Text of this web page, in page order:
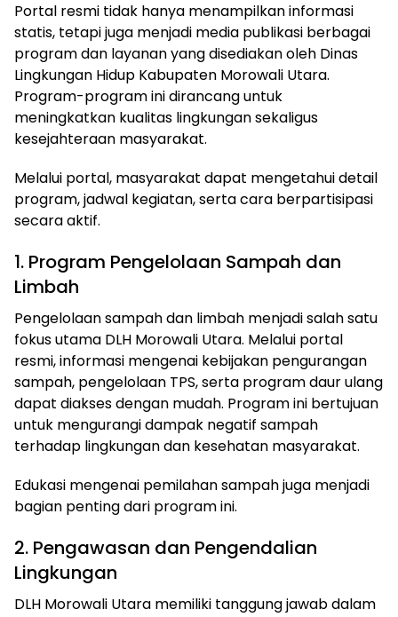
Portal resmi tidak hanya menampilkan informasi
statis, tetapi juga menjadi media publikasi berbagai
program dan layanan yang disediakan oleh Dinas
Lingkungan Hidup Kabupaten Morowali Utara.
Program-program ini dirancang untuk
meningkatkan kualitas lingkungan sekaligus
kesejahteraan masyarakat.
Melalui portal, masyarakat dapat mengetahui detail
program, jadwal kegiatan, serta cara berpartisipasi
secara aktif.
1. Program Pengelolaan Sampah dan
Limbah
Pengelolaan sampah dan limbah menjadi salah satu
fokus utama DLH Morowali Utara. Melalui portal
resmi, informasi mengenai kebijakan pengurangan
sampah, pengelolaan TPS, serta program daur ulang
dapat diakses dengan mudah. Program ini bertujuan
untuk mengurangi dampak negatif sampah
terhadap lingkungan dan kesehatan masyarakat.
Edukasi mengenai pemilahan sampah juga menjadi
bagian penting dari program ini.
2. Pengawasan dan Pengendalian
Lingkungan
DLH Morowali Utara memiliki tanggung jawab dalam